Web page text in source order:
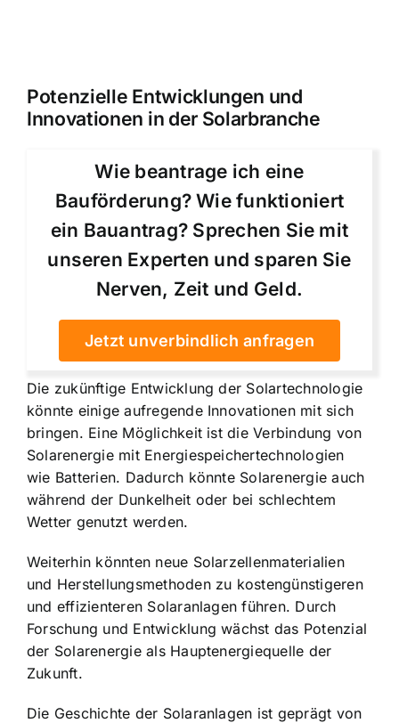
Potenzielle Entwicklungen und
Innovationen in der Solarbranche
Wie beantrage ich eine
Bauförderung? Wie funktioniert
ein Bauantrag? Sprechen Sie mit
unseren Experten und sparen Sie
Nerven, Zeit und Geld.
Jetzt unverbindlich anfragen
Die zukünftige Entwicklung der Solartechnologie
könnte einige aufregende Innovationen mit sich
bringen. Eine Möglichkeit ist die Verbindung von
Solarenergie mit Energiespeichertechnologien
wie Batterien. Dadurch könnte Solarenergie auch
während der Dunkelheit oder bei schlechtem
Wetter genutzt werden.
Weiterhin könnten neue Solarzellenmaterialien
und Herstellungsmethoden zu kostengünstigeren
und effizienteren Solaranlagen führen. Durch
Forschung und Entwicklung wächst das Potenzial
der Solarenergie als Hauptenergiequelle der
Zukunft.
Die Geschichte der Solaranlagen ist geprägt von